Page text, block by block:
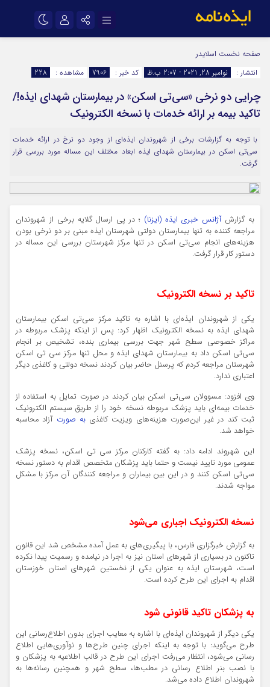
اینستاگرام
سروش
ایتا
آپارات
اپلیکیشن رمز عبور
مرا به خاطر بسپار
صفحه نخست اسلایدر
انتشار :
نوامبر 28, 2021 - 2:07 ب.ظ کد خبر : 7906 مشاهده : 228
چرایی دو نرخی «سی‌تی اسکن» در بیمارستان شهدای ایذه!/
تاکید بیمه بر ارائه خدمات با نسخه الکترونیک
با توجه به گزارشات برخی از شهروندان ایذه‌ای از وجود دو نرخ در ارائه خدمات
سی‌تی اسکن در بیمارستان شهدای ایذه ابعاد مختلف این مساله مورد بررسی قرار
گرفت.
به گزارش آژانس خبری ایذه (ایزنا) ؛ در پی ارسال گلایه برخی از شهروندان
مراجعه کننده به تنها بیمارستان دولتی شهرستان ایذه مبنی بر دو نرخی بودن
هزینه‌های انجام سی‌تی اسکن در تنها مرکز شهرستان بررسی این مساله در
دستور کار قرار گرفت.
تاکید بر نسخه الکترونیک
یکی از شهروندان ایذه‌ای با اشاره به تاکید مرکز سی‌تی اسکن بیمارستان
شهدای ایذه به نسخه الکترونیک اظهار کرد: پس از اینکه پزشک مربوطه در
مراکز خصوصی سطح شهر جهت بررسی بیماری بنده، تشخیص بر انجام
سی‌تی اسکن داد به بیمارستان شهدای ایذه و محل تنها مرکز سی تی اسکن
شهرستان مراجعه کردم که پرسنل حاضر بیان کردند نسخه دولتی و کاغذی دیگر
اعتباری ندارد.
وی افزود: مسوولان سی‌تی اسکن بیان کردند در صورت تمایل به استفاده از
خدمات بیمه‌ای باید پزشک مربوطه نسخه خود را از طریق سیستم الکترونیک
ثبت کند در غیر این‌صورت هزینه‌های ویزیت کاغذیبه صورت آزاد محاسبه
خواهد شد.
این شهروند ادامه داد:به گفته کارکنان مرکز سی تی اسکن، نسخه پزشک
عمومی مورد تایید نیست و حتما باید پزشکان متخصص اقدام به دستور نسخه
سی‌تی اسکن کنند و در این بین بیماران و مراجعه کنندگان آن مرکز با مشکل
مواجه شدند.
نسخه الکترونیک اجباری می‌شود
به گزارش خبرگزاری فارس، با پیگیری‌های به عمل آمده مشخص شد این قانون
تاکنون در بسیاری از شهرهای استان نیز به اجرا در نیامده و رسمیت پیدا نکرده
است، شهرستان ایذه به عنوان یکی از نخستین شهرهای استان خوزستان
اقدام به اجرای این طرح کرده است.
به پزشکان تاکید قانونی شود
یکی دیگر از شهروندان ایذه‌ای با اشاره به معایب اجرای بدون اطلاع‌رسانی این
طرح می‌گوید: با توجه به اینکه اجرای چنین طرح‌ها و نوآوری‌هایی اطلاع
رسانی می‌شود، انتظار می‌رفت اجرای این طرح در قالب اطلاعیه به پزشکان و
با نصب بنر اطلاع رسانی در مطب‌ها، سطح شهر و همچنین رسانه‌ها به
شهروندان اطلاع داده می‌شد.